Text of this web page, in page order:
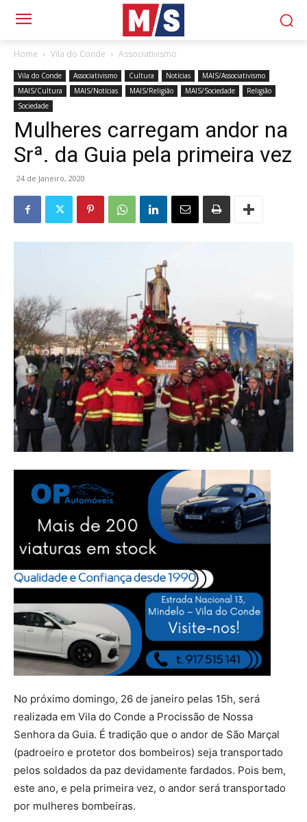
Home Vila do Conde Associativismo
Vila do Conde Associativismo Cultura Notícias
MAIS/Associativismo
MAIS/Cultura
MAIS/Notícias MAIS/Religião MAIS/Sociedade
Religião
Sociedade
Mulheres carregam andor na
Srª. da Guia pela primeira vez
24 de Janeiro, 2020
No próximo domingo, 26 de janeiro pelas 15h, será
realizada em Vila do Conde a Procissão de Nossa
Senhora da Guia. É tradição que o andor de São Marçal
(padroeiro e protetor dos bombeiros) seja transportado
pelos soldados da paz devidamente fardados. Pois bem,
este ano, e pela primeira vez, o andor será transportado
por mulheres bombeiras.